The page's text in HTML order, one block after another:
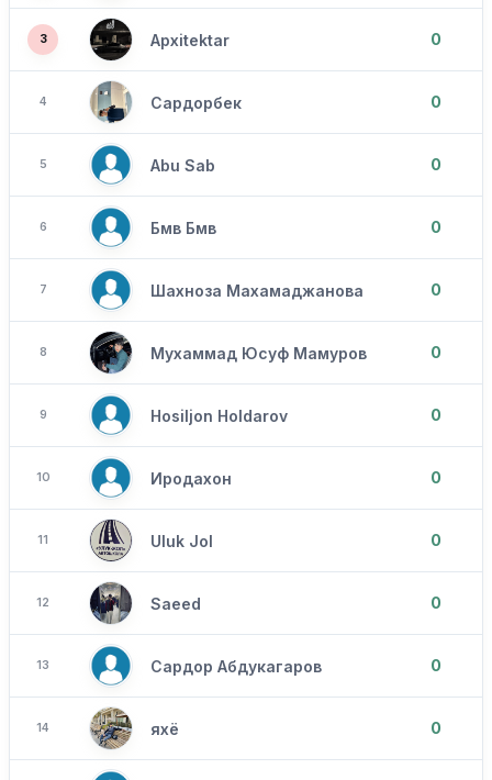
3 Apxitektar 0
4 Сардорбек 0
5 Abu Sab 0
6 Бмв Бмв 0
7 Шахноза Махамаджанова 0
8 Мухаммад Юсуф Мамуров 0
9 Hosiljon Holdarov 0
10 Иродахон 0
11 Uluk Jol 0
12 Saeed 0
13 Сардор Абдукагаров 0
14 яхё 0